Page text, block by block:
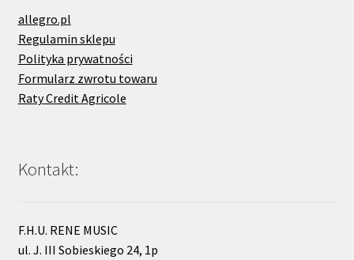
allegro.pl
Regulamin sklepu
Polityka prywatności
Formularz zwrotu towaru
Raty Credit Agricole
Kontakt:
F.H.U. RENE MUSIC
ul. J. III Sobieskiego 24, 1p